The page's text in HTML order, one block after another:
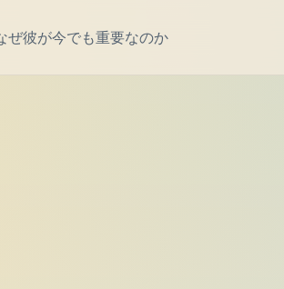
ぜ彼が今でも重要なのか